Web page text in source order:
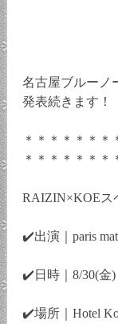
名古屋ブルーノ
発表続きます！
＊＊＊＊＊＊＊
＊＊＊＊＊＊＊
RAIZIN×KOEス
✔️出演｜paris
✔️日時｜8/30(金)
✔️場所｜Hotel